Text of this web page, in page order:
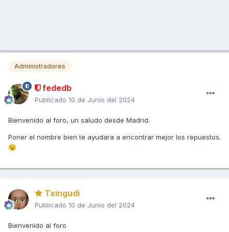
Administradores
fededb
Publicado 10 de Junio del 2024
Bienvenido al foro, un saludo desde Madrid.
Poner el nombre bien te ayudara a encontrar mejor los repuestos.
😉
Txingudi
Publicado 10 de Junio del 2024
Bienvenido al foro